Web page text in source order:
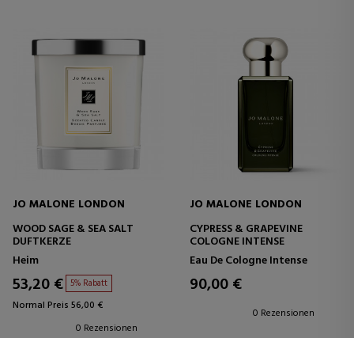
JO MALONE LONDON
WOOD SAGE & SEA SALT
DUFTKERZE
Heim
53,20 € 5% Rabatt
Normal Preis 56,00 €
0 Rezensionen
JO MALONE LONDON
CYPRESS & GRAPEVINE
COLOGNE INTENSE
Eau De Cologne Intense
90,00 €
0 Rezensionen